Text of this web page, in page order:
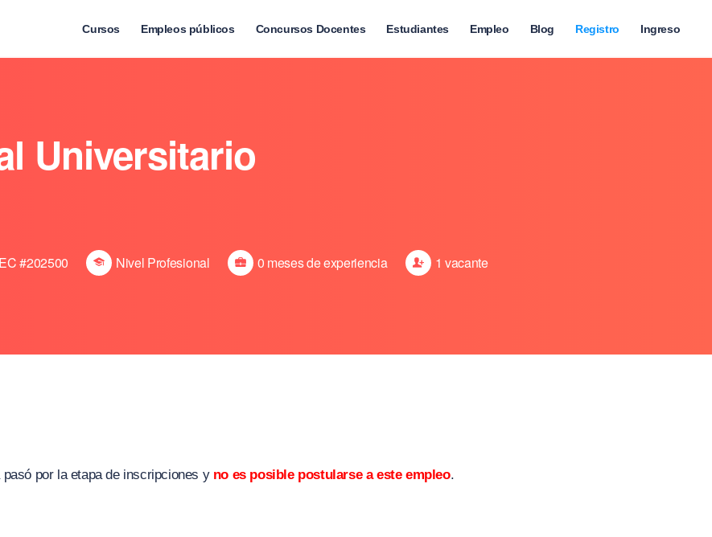
Cursos Empleos públicos Concursos Docentes Estudiantes Empleo Blog Registro Ingreso
Universitario
#202500 Nivel Profesional 0 meses de experiencia 1 vacante
por la etapa de inscripciones y no es posible postularse a este empleo.